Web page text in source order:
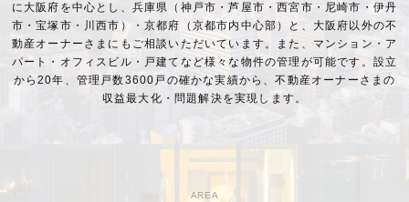
に大阪府を中心とし、兵庫県（神戸市・芦屋市・西宮市・尼崎市・伊丹
市・宝塚市・川西市）・京都府（京都市内中心部）と、大阪府以外の不
動産オーナーさまにもご相談いただいています。また、マンション・ア
パート・オフィスビル・戸建てなど様々な物件の管理が可能です。設立
から20年、管理戸数3600戸の確かな実績から、不動産オーナーさまの
収益最大化・問題解決を実現します。
AREA